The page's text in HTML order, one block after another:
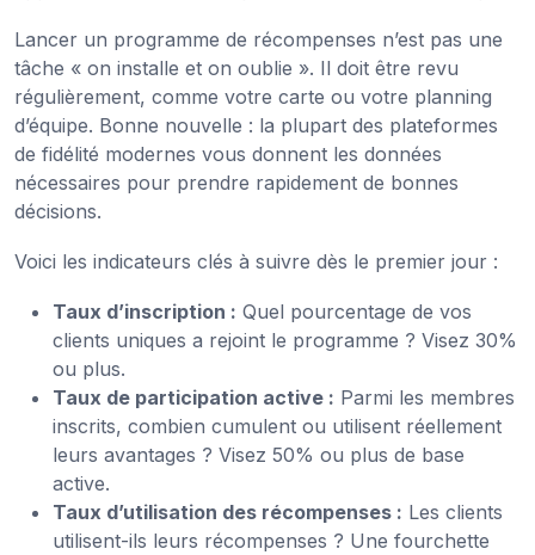
Lancer un programme de récompenses n’est pas une
tâche « on installe et on oublie ». Il doit être revu
régulièrement, comme votre carte ou votre planning
d’équipe. Bonne nouvelle : la plupart des plateformes
de fidélité modernes vous donnent les données
nécessaires pour prendre rapidement de bonnes
décisions.
Voici les indicateurs clés à suivre dès le premier jour :
Taux d’inscription : Quel pourcentage de vos
clients uniques a rejoint le programme ? Visez 30%
ou plus.
Taux de participation active : Parmi les membres
inscrits, combien cumulent ou utilisent réellement
leurs avantages ? Visez 50% ou plus de base
active.
Taux d’utilisation des récompenses : Les clients
utilisent-ils leurs récompenses ? Une fourchette